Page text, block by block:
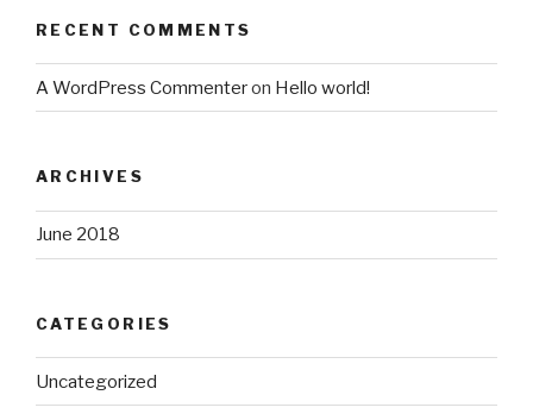
RECENT COMMENTS
A WordPress Commenteron Hello world!
ARCHIVES
June 2018
CATEGORIES
Uncategorized